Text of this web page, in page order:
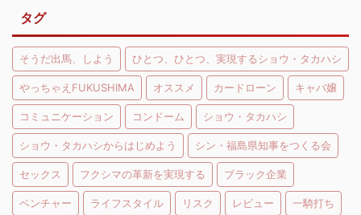
タグ
そうだ出馬、しよう ひとつ、ひとつ、実現するショウ・タカハシ
やっちゃえFUKUSHIMA オススメ カードローン キャバ嬢
コミュニケーション コンドーム ショウ・タカハシ
ショウ・タカハシからはじめよう シン・福島県知事をつくる会
セックス フクシマの革新を実現する ブラック企業
ベンチャー ライフスタイル リスク レビュー 一騎打ち